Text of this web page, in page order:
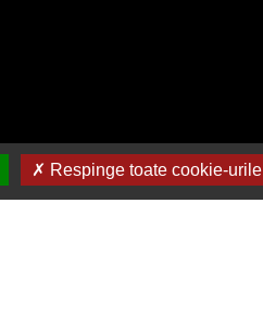
Respinge toate cookie-urile